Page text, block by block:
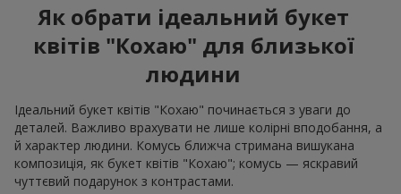
Як обрати ідеальний букет
квітів "Кохаю" для близької
людини
Ідеальний букет квітів "Кохаю" починається з уваги до
деталей. Важливо врахувати не лише колірні вподобання, а
й характер людини. Комусь ближча стримана вишукана
композиція, як букет квітів "Кохаю"; комусь — яскравий
чуттєвий подарунок з контрастами.